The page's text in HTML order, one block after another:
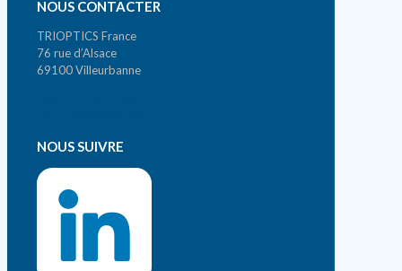
NOUS CONTACTER
TRIOPTICS France
76 rue d’Alsace
69100 Villeurbanne
NOUS SUIVRE